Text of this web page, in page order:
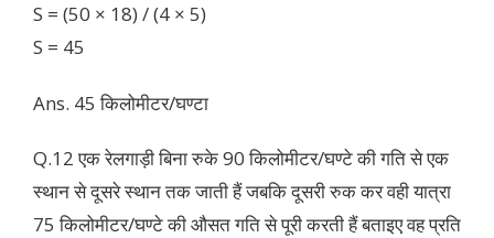
S = (50 × 18) / (4 × 5)
S = 45
Ans. 45 किलोमीटर/घण्टा
Q.12 एक रेलगाड़ी बिना रुके 90 किलोमीटर/घण्टे की गति से एक
स्थान से दूसरे स्थान तक जाती हैं जबकि दूसरी रुक कर वही यात्रा
75 किलोमीटर/घण्टे की औसत गति से पूरी करती हैं बताइए वह प्रति